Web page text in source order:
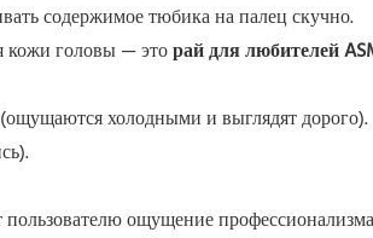
содержимое тюбика на палец скучно.
кожи головы — эторай для любителей
холодными и выглядят дорого).
ощущение